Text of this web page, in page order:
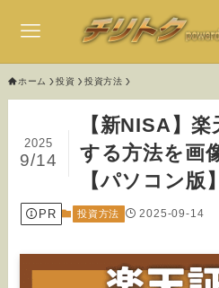
ホーム 投資 投資方法
【新NISA】
する方法を画
【パソコン版】
2025
9/14
PR 投資方法 2025-09-14